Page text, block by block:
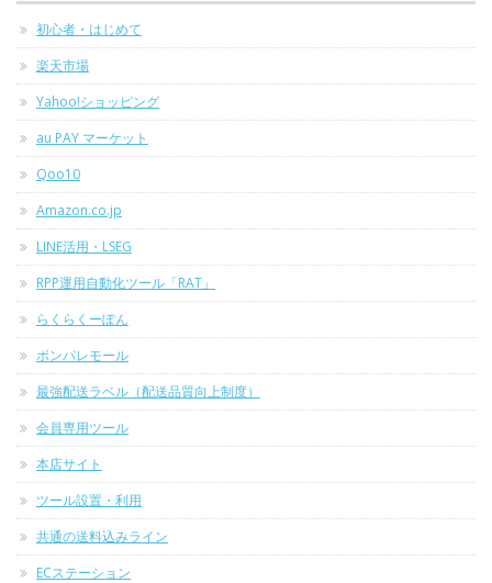
初心者・はじめて
楽天市場
Yahoo!ショッピング
au PAY マーケット
Qoo10
Amazon.co.jp
LINE活用・LSEG
RPP運用自動化ツール「RAT」
らくらくーぽん
ポンパレモール
最強配送ラベル（配送品質向上制度）
会員専用ツール
本店サイト
ツール設置・利用
共通の送料込みライン
ECステーション